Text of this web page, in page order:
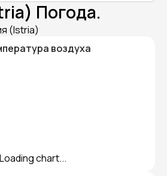
Погода.
(Istria)
воздуха
Loading chart...